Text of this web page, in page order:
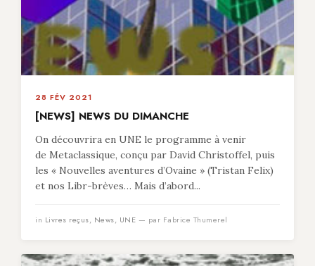
28 FÉV 2021
[NEWS] NEWS DU DIMANCHE
On découvrira en UNE le programme à venir
de Metaclassique, conçu par David Christoffel, puis
les « Nouvelles aventures d’Ovaine » (Tristan Felix)
et nos Libr-brèves… Mais d’abord...
in Livres reçus, News, UNE — par Fabrice Thumerel